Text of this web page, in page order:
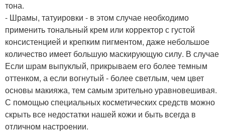
тона.
- Шрамы, татуировки - в этом случае необходимо
применить тональный крем или корректор с густой
консистенцией и крепким пигментом, даже небольшое
количество имеет большую маскирующую силу. В случае
Если шрам выпуклый, прикрываем его более темным
оттенком, а если вогнутый - более светлым, чем цвет
основы макияжа, тем самым зрительно уравновешивая.
С помощью специальных косметических средств можно
скрыть все недостатки нашей кожи и быть всегда в
отличном настроении.